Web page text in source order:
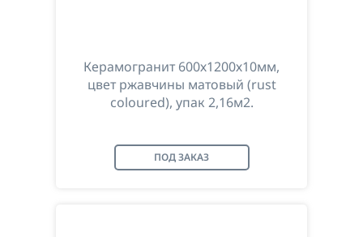
Керамогранит 600х1200х10мм,
цвет ржавчины матовый (rust
coloured), упак 2,16м2.
ПОД ЗАКАЗ